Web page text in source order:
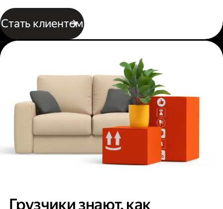
Стать клиентом
Грузчики знают, как